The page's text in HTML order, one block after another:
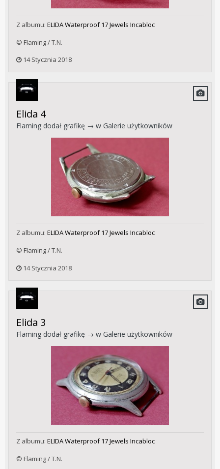
Z albumu: ELIDA Waterproof 17 Jewels Incabloc
© Flaming / T.N.
14 Stycznia 2018
Elida 4
Flaming dodał grafikę → w Galerie użytkowników
Z albumu: ELIDA Waterproof 17 Jewels Incabloc
© Flaming / T.N.
14 Stycznia 2018
Elida 3
Flaming dodał grafikę → w Galerie użytkowników
Z albumu: ELIDA Waterproof 17 Jewels Incabloc
© Flaming / T.N.